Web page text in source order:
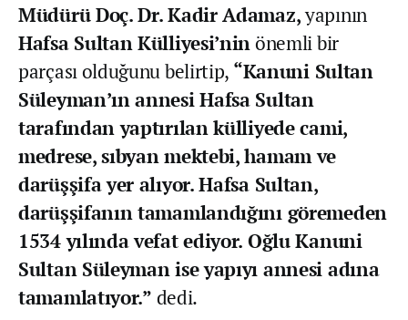
Müdürü Doç. Dr. Kadir Adamaz,yapının
Hafsa Sultan Külliyesi’ninönemli bir
parçası olduğunu belirtip, “Kanuni Sultan
Süleyman’ın annesi Hafsa Sultan
tarafından yaptırılan külliyede cami,
medrese, sıbyan mektebi, hamam ve
darüşşifa yer alıyor. Hafsa Sultan,
darüşşifanın tamamlandığını göremeden
1534 yılında vefat ediyor. Oğlu Kanuni
Sultan Süleyman ise yapıyı annesi adına
tamamlatıyor.” dedi.